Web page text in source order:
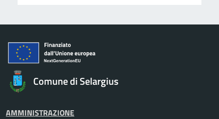
Comune di Selargius
AMMINISTRAZIONE